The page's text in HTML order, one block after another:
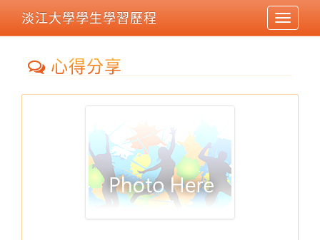
Toggle
淡江大學學生學習歷程
心得分享